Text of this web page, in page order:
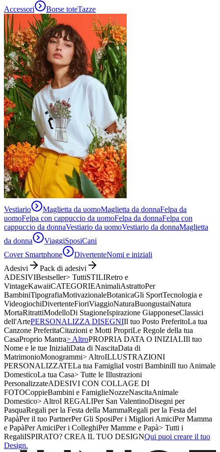
Accessori Borse toteTazze
Vestiario Maglietta da uomoMaglietta da donnaFelpa da
uomoFelpa con cappuccio da uomoFelpa da donnaFelpa con
cappuccio da donnaVestiario da uomoVestiario da donnaMaglietta
da donna
ViaggiSposiCani
Cover Smartphone
DivertenteNomi e iniziali
Adesivi
Pack di adesivi
ADESIVIBestseller> TuttiSTILIRetro e
VintageKawaiiCATEGORIEAnimaliAstrattoPer
BambiniTipografiaMotivazionaleBotanicaGli SportTecnologia e
VideogiochiDivertenteFioriViaggioNaturaBuongustaiNatura
MortaRitrattiModelloDi StagioneIspirazione GiapponeseClassici
dell'ArtePERSONALIZZA DISEGNIIl tuo Posto PreferitoLa tua
Canzone PreferitaCitazioni e Motti PropriLe Regole della tua
CasaProprio Mantra> AltroPROPRIA DATA O INIZIALIIl tuo
Nome e le tue InizialiData di NascitaData di
MatrimonioMonogrammi> AltroILLUSTRAZIONI
PERSONALIZZATELa tua FamigliaI vostri BambiniIl tuo Animale
DomesticoLa tua Casa> Tutte le Illustrazioni
PersonalizzateADESIVI CON COLLAGE DI
FOTOCoppieBambini e FamiglieNozzeNascitaAnimale
Domestico> AltroI REGALIPer San ValentinoDisegni per
PasquaRegali per la Festa della MammaRegali per la Festa del
PapàPer il tuo PartnerPer Gli SposiPer i Migliori AmiciPer Mamma
e PapàPer AmiciPer i ColleghiPer Mamme e Papà> Tutti i
RegaliISPIRATO? CREA IL TUO DESIGNQui puoi creare il tuo
Design.